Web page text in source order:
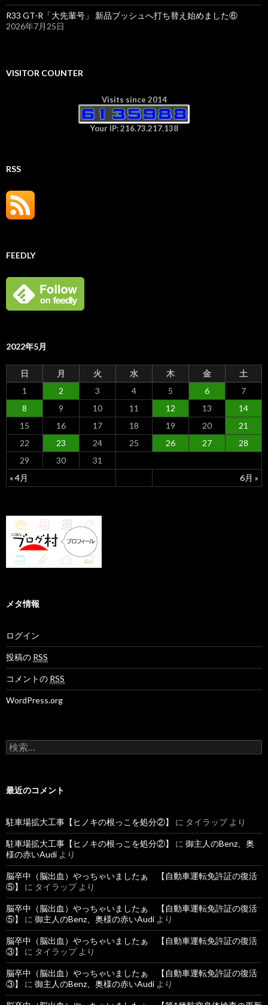
R33 GT-R「大先輩号」 新品ブッシュへ打ち替え始めました⑥
2026年7月25日
VISITOR COUNTER
Visits since 2014
Your IP: 216.73.217.138
RSS
FEEDLY
2022年5月
日 月 火 水 木 金 土
« 4月 6月 »
1 2 3 4 5 6
7
8
9 10 11 12 13
14
15
16 17 18 19 20
21
22
23 24 25 26 27
28
29
30 31
メタ情報
ログイン
投稿の RSS
コメントの RSS
WordPress.org
検
索
最近のコメント
駐車場拡大工事【ヒノキの根っこを処分②】 に タイラップより
駐車場拡大工事【ヒノキの根っこを処分②】 に 御主人のBenz、奥
様の赤いAudi より
脳卒中（脳出血）やっちゃいましたぁ 【自動車運転免許証の復活
⑤】
に タイラップより
脳卒中（脳出血）やっちゃいましたぁ 【自動車運転免許証の復活
⑤】
に 御主人のBenz、奥様の赤いAudi より
脳卒中（脳出血）やっちゃいましたぁ 【自動車運転免許証の復活
③】
に タイラップより
脳卒中（脳出血）やっちゃいましたぁ 【自動車運転免許証の復活
③】
に 御主人のBenz、奥様の赤いAudi より